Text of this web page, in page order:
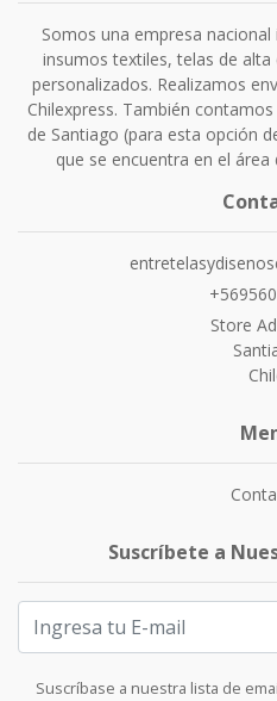
Somos una empresa
insumos textiles, telas de
personalizados. Realizamos
Chilexpress. También
de Santiago (para esta opción
que se encuentra en el
Store
Suscríbete a
Suscríbase a nuestra lista de